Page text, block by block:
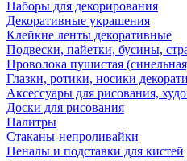
Наборы для декорирования
Декоративные украшения
Клейкие ленты декоративные
Подвески, пайетки, бусины,
Проволока пушистая
Глазки, ротики, носики
Аксессуары для рисования,
Доски для рисования
Палитры
Стаканы-непроливайки
Пеналы и подставки для кистей